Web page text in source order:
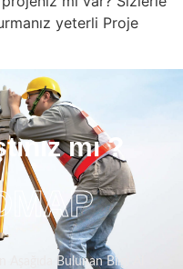
yeterli Proje
mı ?
Aşağıda Bulunan Bilgi Al